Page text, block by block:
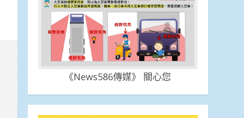
《News586傳媒》 關心您